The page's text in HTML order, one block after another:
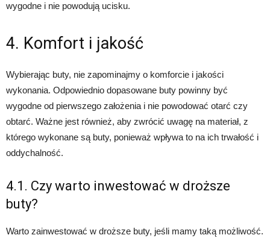
wygodne i nie powodują ucisku.
4. Komfort i jakość
Wybierając buty, nie zapominajmy o komforcie i jakości
wykonania. Odpowiednio dopasowane buty powinny być
wygodne od pierwszego założenia i nie powodować otarć czy
obtarć. Ważne jest również, aby zwrócić uwagę na materiał, z
którego wykonane są buty, ponieważ wpływa to na ich trwałość i
oddychalność.
4.1. Czy warto inwestować w droższe
buty?
Warto zainwestować w droższe buty, jeśli mamy taką możliwość.